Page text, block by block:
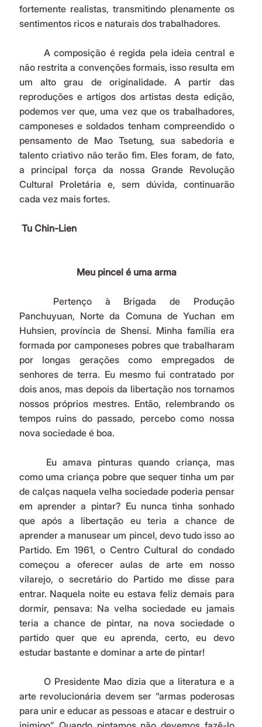
fortemente realistas, transmitindo plenamente os
sentimentos ricos e naturais dos trabalhadores.
	A composição é regida pela ideia central e
não restrita a convenções formais, isso resulta em
um alto grau de originalidade. A partir das
reproduções e artigos dos artistas desta edição,
podemos ver que, uma vez que os trabalhadores,
camponeses e soldados tenham compreendido o
pensamento de Mao Tsetung, sua sabedoria e
talento criativo não terão fim. Eles foram, de fato,
a principal força da nossa Grande Revolução
Cultural Proletária e, sem dúvida, continuarão
cada vez mais fortes.
Tu Chin-Lien
Meu pincel é uma arma
Panchuyuan, Norte da Comuna de Yuchan em
Huhsien, província de Shensi. Minha família era
formada por camponeses pobres que trabalharam
por longas gerações como empregados
de
senhores de terra. Eu mesmo fui contratado por
dois anos, mas depois da libertação nos tornamos
nossos próprios mestres. Então, relembrando os
tempos ruins do passado, percebo como nossa
nova sociedade é boa.
como uma criança pobre que sequer tinha um par
de calças naquela velha sociedade poderia pensar
em aprender a pintar? Eu nunca tinha sonhado
que após a libertação eu teria a chance de
aprender a manusear um pincel, devo tudo isso ao
Partido. Em 1961, o Centro Cultural do condado
começou a oferecer aulas de arte em nosso
vilarejo, o secretário do Partido me disse para
entrar. Naquela noite eu estava feliz demais para
dormir, pensava: Na velha sociedade eu jamais
teria a chance de pintar, na nova sociedade o
partido quer que eu aprenda, certo, eu devo
estudar bastante e dominar a arte de pintar!
arte revolucionária devem ser “armas poderosas
para unir e educar as pessoas e atacar e destruir o